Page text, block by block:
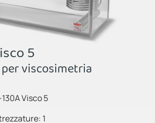
5
viscosimetria
Visco 5
1